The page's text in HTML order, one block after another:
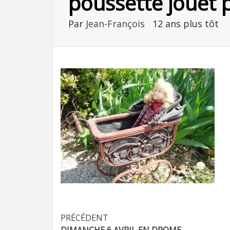
Par Jean-François 12 ans plus tôt
Navigation
PRÉCÉDENT